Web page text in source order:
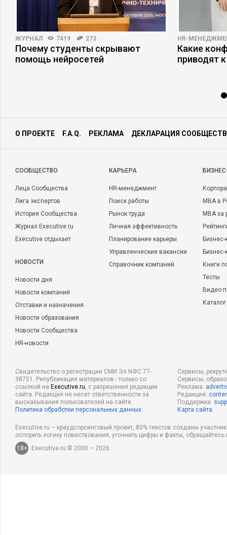
ЖУРНАЛ 7419 273
Почему студенты скрывают
помощь нейросетей
HR-
Какие
приводят
О ПРОЕКТЕ F.A.Q. РЕКЛАМА ДЕКЛАРАЦИЯ
CООБЩЕСТВО
Лица Сообщества
Лига экспертов
История Сообщества
Журнал Executive.ru
Executive отдыхает
НОВОСТИ
Новости дня
Новости компаний
Отставки и назначения
Новости образования
Новости Сообщества
HR-новости
КАРЬЕРА
HR-менеджмент
Поиск работы
Рынок труда
Личная эффективность
Планирование карьеры
Управленческие вакансии
Справочник компаний
MBA в
MBA
Бизнес-
Книги
Тесты
Видео
Свидетельство о регистрации СМИ Эл NФС 77-
38751. Републикация материалов - только со
ссылкой на Executive.ru, с разрешения редакции
сайта. Редакция не несет ответственности за
высказывания пользователей на сайте.
Политика обработки персональных данных
Сервисы,
Сервисы,
Реклама:
Редакция:
Поддержка:
Карта сайта
Executive.ru – краудсорсинговый проект, 80% текстов созданы
оспорить логику повествования, уточнить цифры и факты,
18+
Executive.ru © 2000 – 2026.